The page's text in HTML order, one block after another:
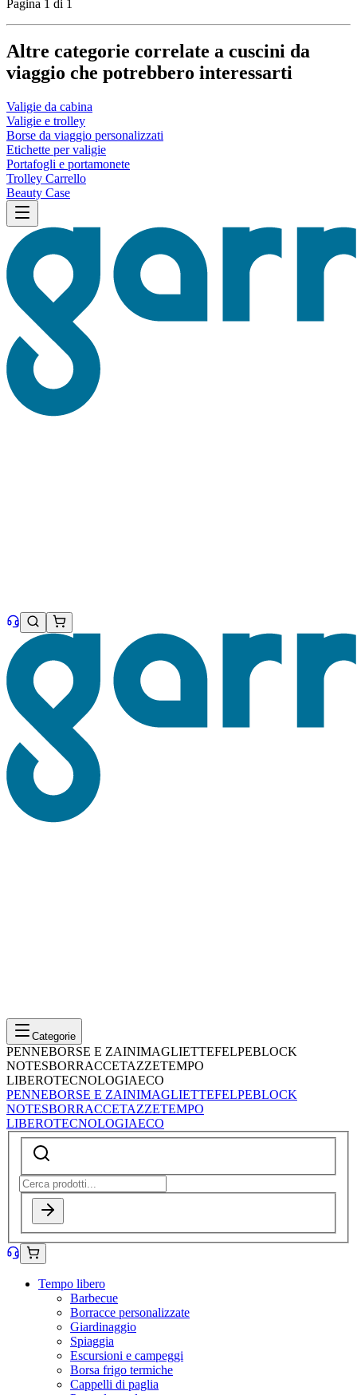
Pagina 1 di 1
Altre categorie correlate a cuscini da
viaggio che potrebbero interessarti
Valigie da cabina
Valigie e trolley
Borse da viaggio personalizzati
Etichette per valigie
Portafogli e portamonete
Trolley Carrello
Beauty Case
Categorie
PENNEBORSE E ZAINIMAGLIETTEFELPEBLOCK
NOTESBORRACCETAZZETEMPO
LIBEROTECNOLOGIAECO
PENNEBORSE E ZAINIMAGLIETTEFELPEBLOCK
NOTESBORRACCETAZZETEMPO
LIBEROTECNOLOGIAECO
Tempo libero
Barbecue
Borracce personalizzate
Giardinaggio
Spiaggia
Escursioni e campeggi
Borsa frigo termiche
Cappelli di paglia